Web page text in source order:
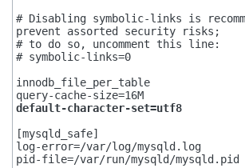
# Disabling symbolic-links is
prevent assorted security risks;
# to do so, uncomment this line:
# symbolic-links=0
innodb_file_per_table
default-character-set=utf8
[mysqld_safe]
log-error=/var/log/mysqld.log
pid-file=/var/run/mysqld/mysqld.pid